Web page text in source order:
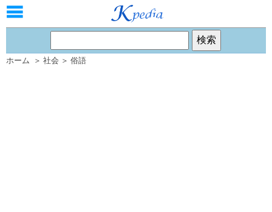
ホーム ＞ 社会 ＞ 俗語